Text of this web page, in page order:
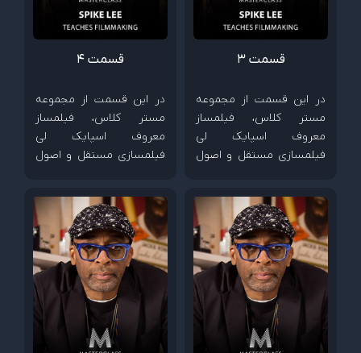
قسمت 3
در این قسمت از مجموعه
مستر کلاس، فیلمساز
معروف اسپایک لی
فیلمسازی مستقل و اصول
قسمت 4
در این قسمت از مجموعه
مستر کلاس، فیلمساز
معروف اسپایک لی
فیلمسازی مستقل و اصول